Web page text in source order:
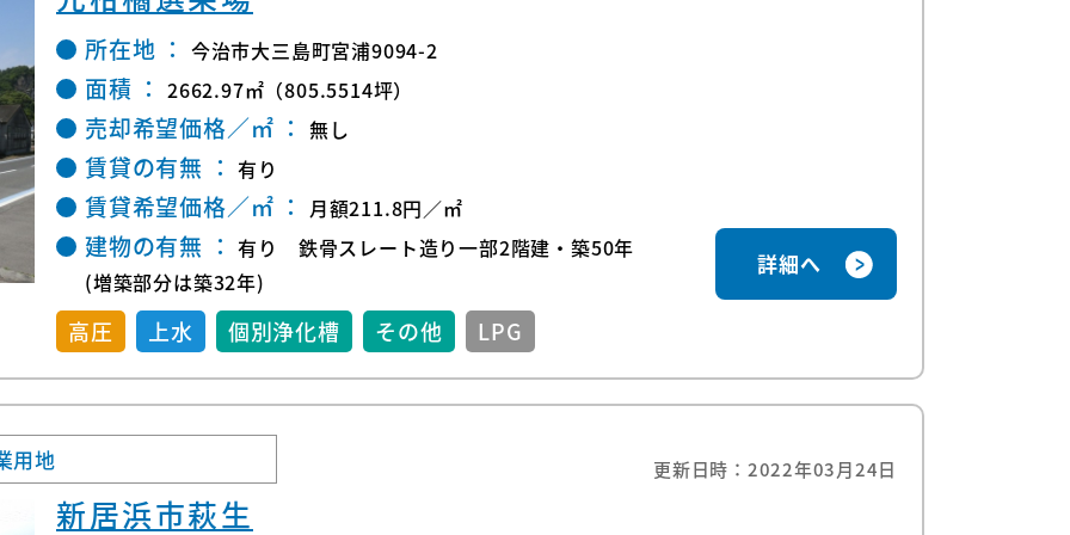
所在地 ： 今治市大三島町宮浦9094-2
面積 ： 2662.97㎡（805.5514坪）
売却希望価格／㎡ ： 無し
賃貸の有無 ： 有り
賃貸希望価格／㎡ ： 月額211.8円／㎡
建物の有無 ： 有り 鉄骨スレート造り一部2階建・築50年
(増築部分は築32年)
高圧 上水 個別浄化槽 その他 LPG
詳細へ
用地 更新日時：2022年03月24日
新居浜市萩生